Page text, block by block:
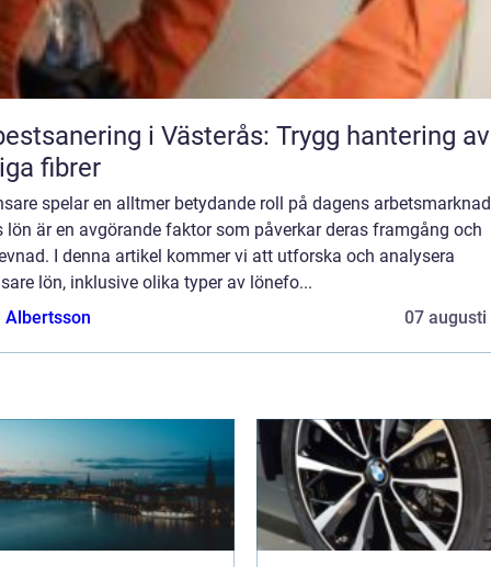
i Västerås: Trygg hantering av
fibrer
spelar en alltmer betydande roll på dagens
lön är en avgörande faktor som påverkar deras framgång och
I denna artikel kommer vi att utforska och analysera
lön, inklusive olika typer av lönefo...
Albertsson
07 augusti